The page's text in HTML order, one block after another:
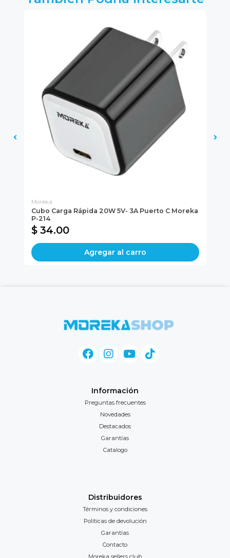
Moreka
Cubo Carga Rápida 20W 5V- 3A Puerto C Moreka
P-214
$ 34.00
Agregar al carro
Información
Preguntas frecuentes
Novedades
Destacados
Garantías
Catalogo
Distribuidores
Términos y condiciones
Políticas de devolución
Garantías
Contacto
Moreka sellers club